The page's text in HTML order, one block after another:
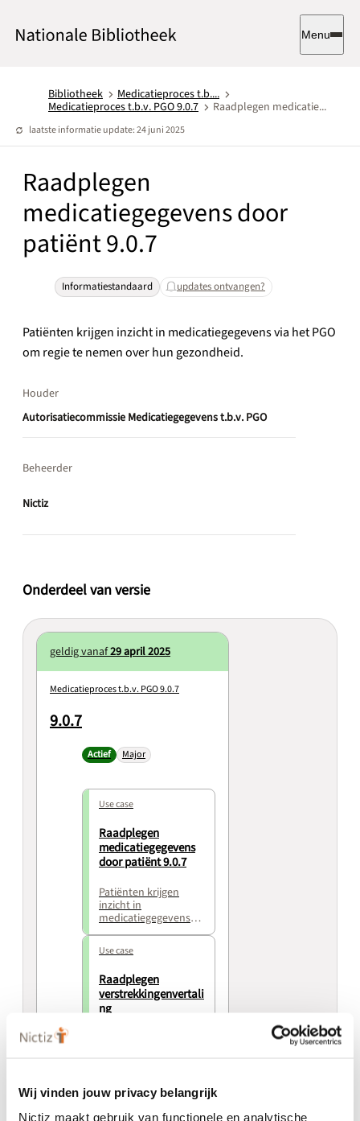
Wij vinden jouw privacy belangrijk
Nictiz maakt gebruik van functionele en analytische
Menu
Bibliotheek
Medicatieproces t.b....
Medicatieproces t.b.v. PGO 9.0.7
Raadplegen medicatie...
laatste informatie update: 24 juni 2025
Raadplegen
medicatiegegevens door
patiënt 9.0.7
Informatiestandaard updates ontvangen?
Patiënten krijgen inzicht in medicatiegegevens via het PGO
om regie te nemen over hun gezondheid.
Houder
Autorisatiecommissie Medicatiegegevens t.b.v. PGO
Beheerder
Nictiz
Onderdeel van versie
geldig vanaf29 april 2025
Medicatieproces t.b.v. PGO 9.0.7
9.0.7
Actief Major
Use case
Raadplegen
medicatiegegevens
door patiënt 9.0.7
Patiënten krijgen
inzicht in
medicatiegegevens
via het PGO om regie
te nemen over hun
gezondheid.
Use case
Raadplegen
verstrekkingenvertali
ng
inzicht in